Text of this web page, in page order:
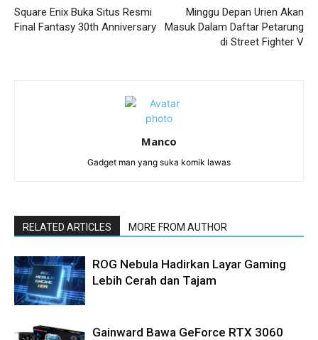
Square Enix Buka Situs Resmi
Final Fantasy 30th Anniversary
Minggu Depan Urien Akan
Masuk Dalam Daftar Petarung
di Street Fighter V
Manco
Gadget man yang suka komik lawas
RELATED ARTICLES MORE FROM AUTHOR
ROG Nebula Hadirkan Layar Gaming
Lebih Cerah dan Tajam
Gainward Bawa GeForce RTX 3060